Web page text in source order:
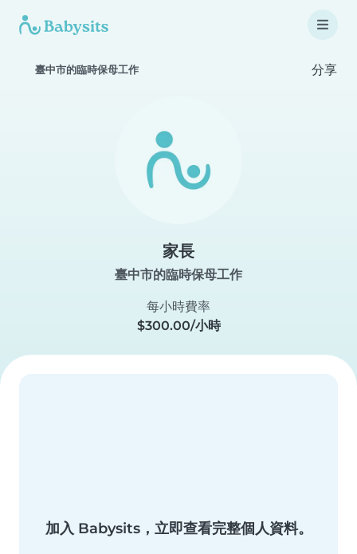
臺中市的臨時保母工作 分享
家長
臺中市的臨時保母工作
每小時費率
$300.00/小時
加入 Babysits，立即查看完整個人資料。